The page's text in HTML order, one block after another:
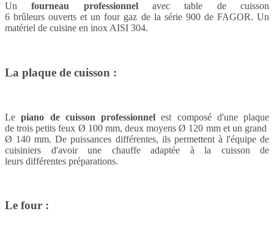
Un fourneau professionnelavec table de cuisson
6brûleurs ouverts et un four gaz de la série 900 de FAGOR. Un
matériel de cuisine en inox AISI 304.
La plaque de cuisson :
Le piano de cuisson professionnelest composé d'une plaque
detrois petits feux Ø 100 mm, deux moyens Ø 120 mm et un grand
Ø 140 mm. De puissances différentes, ils permettent à l'équipe de
cuisiniers d'avoir une chauffe adaptée à la cuisson de
leurs différentes préparations.
Le four :